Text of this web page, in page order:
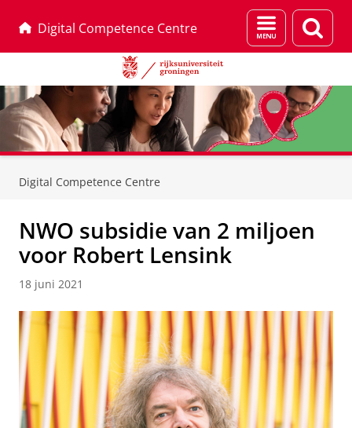
Digital Competence Centre
Menu
en
Digital Competence Centre
NWO subsidie van 2 miljoen
voor Robert Lensink
18 juni 2021